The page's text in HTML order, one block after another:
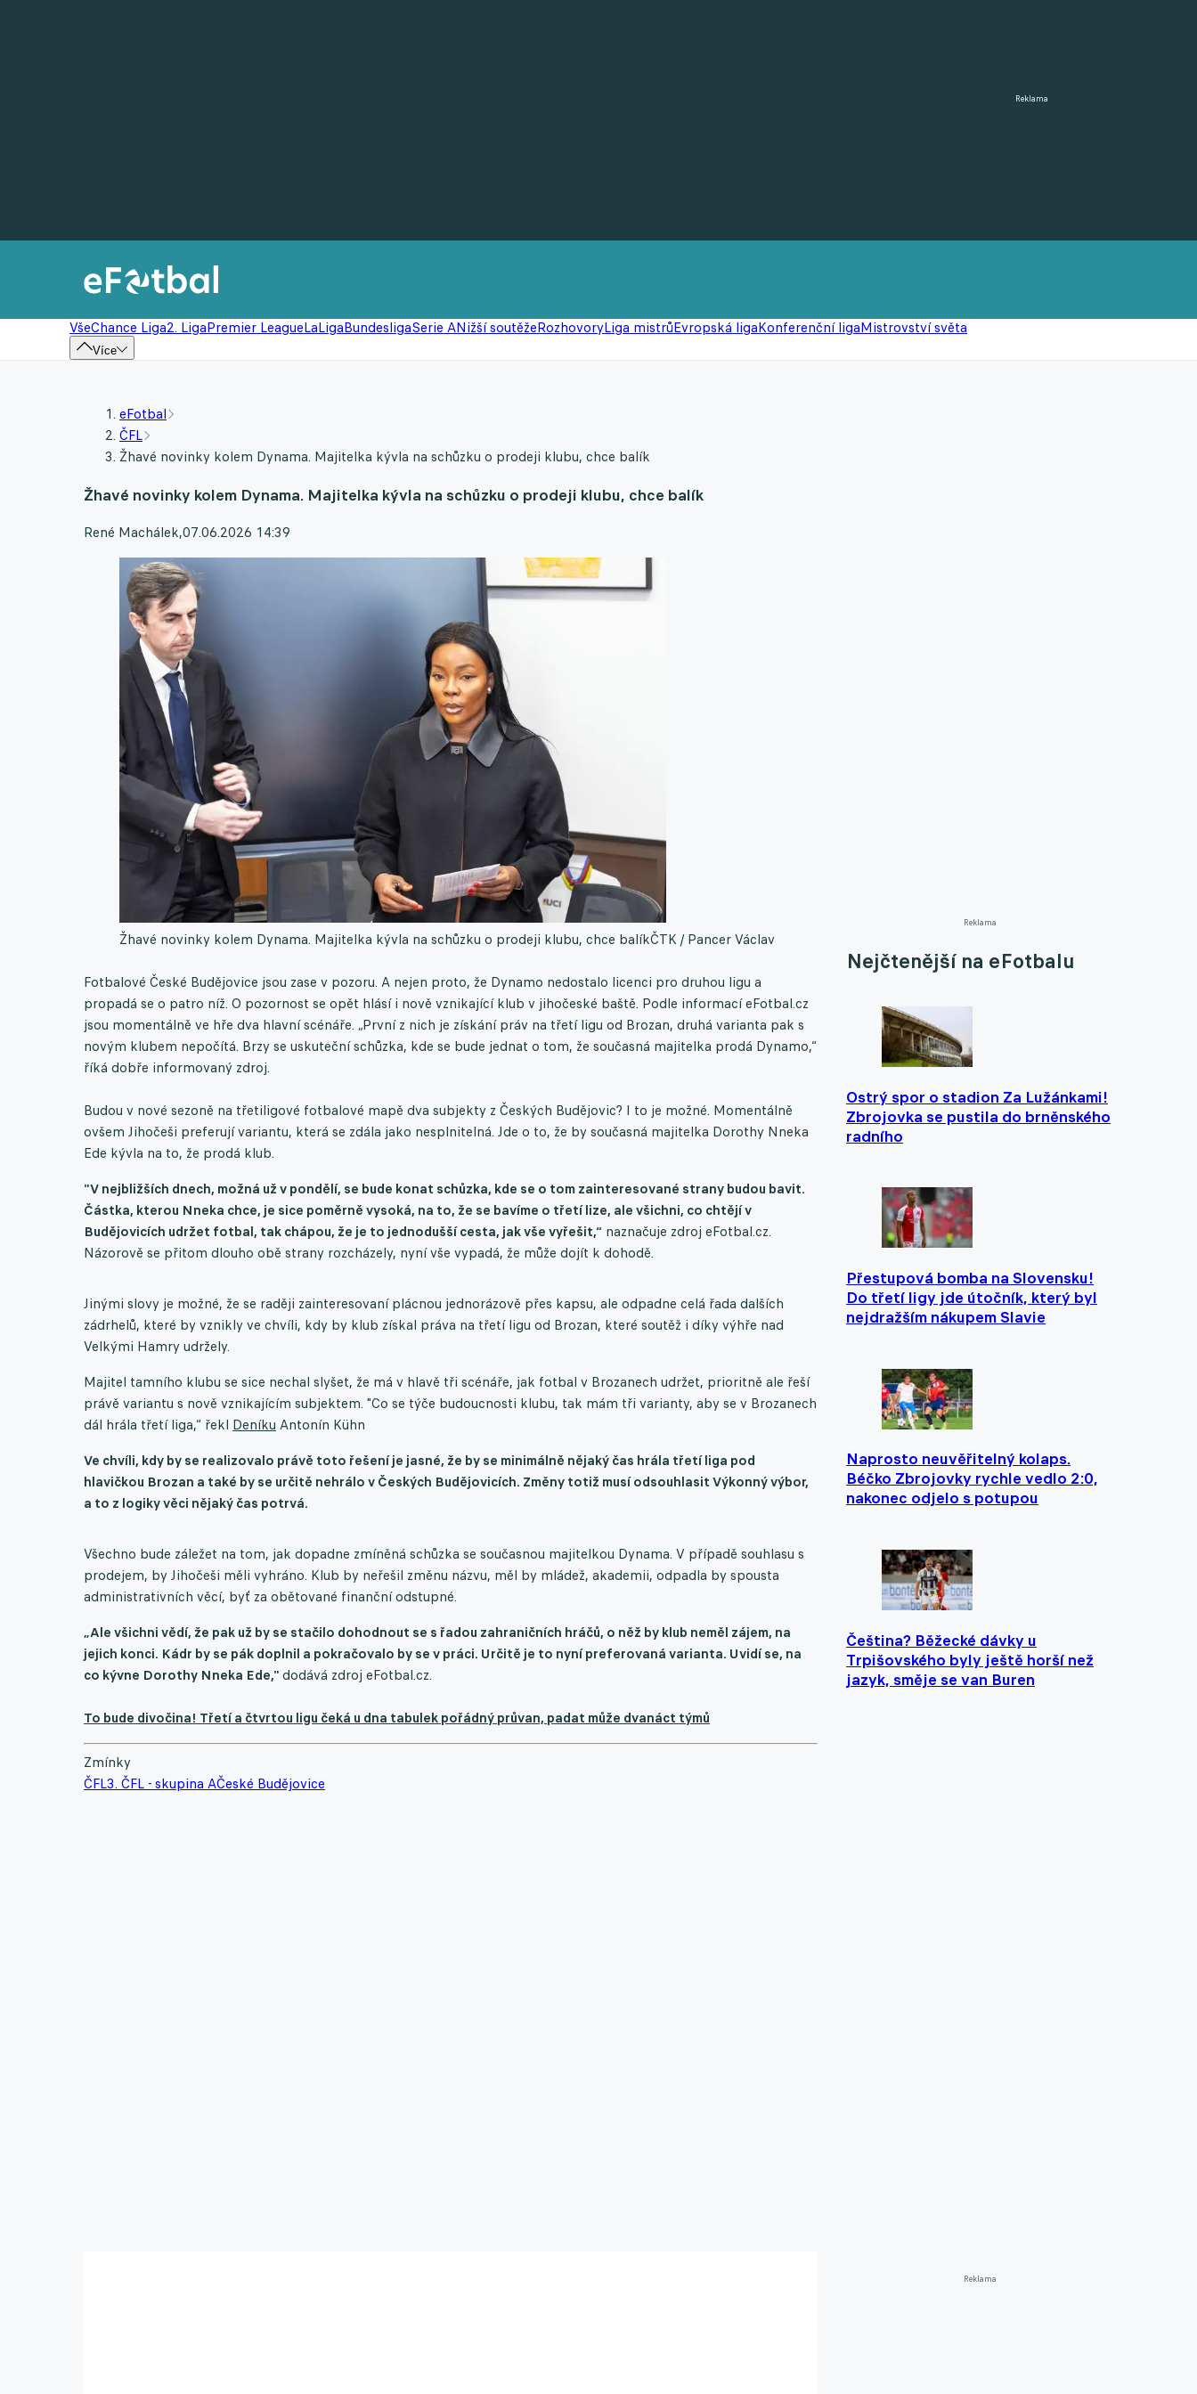
Reklama
VšeChance Liga2. LigaPremier LeagueLaLigaBundesligaSerie ANižší soutěžeRozhovoryLiga mistrůEvropská ligaKonferenční ligaMistrovství světa
Více
Reklama
Nejčtenější na eFotbalu
Ostrý spor o stadion Za Lužánkami!
Zbrojovka se pustila do brněnského
radního
Přestupová bomba na Slovensku!
Do třetí ligy jde útočník, který byl
nejdražším nákupem Slavie
Naprosto neuvěřitelný kolaps.
Béčko Zbrojovky rychle vedlo 2:0,
nakonec odjelo s potupou
Čeština? Běžecké dávky u
Trpišovského byly ještě horší než
jazyk, směje se van Buren
Reklama
eFotbal
ČFL
Žhavé novinky kolem Dynama. Majitelka kývla na schůzku o prodeji klubu, chce balík
Žhavé novinky kolem Dynama. Majitelka kývla na schůzku o prodeji klubu, chce balík
René Machálek,07.06.2026 14:39
Žhavé novinky kolem Dynama. Majitelka kývla na schůzku o prodeji klubu, chce balíkČTK / Pancer Václav
Fotbalové České Budějovice jsou zase v pozoru. A nejen proto, že Dynamo nedostalo licenci pro druhou ligu a
propadá se o patro níž. O pozornost se opět hlásí i nově vznikající klub v jihočeské baště. Podle informací eFotbal.cz
jsou momentálně ve hře dva hlavní scénáře. „První z nich je získání práv na třetí ligu od Brozan, druhá varianta pak s
novým klubem nepočítá. Brzy se uskuteční schůzka, kde se bude jednat o tom, že současná majitelka prodá Dynamo,“
říká dobře informovaný zdroj.
Budou v nové sezoně na třetiligové fotbalové mapě dva subjekty z Českých Budějovic? I to je možné. Momentálně
ovšem Jihočeši preferují variantu, která se zdála jako nesplnitelná. Jde o to, že by současná majitelka Dorothy Nneka
Ede kývla na to, že prodá klub.
"V nejbližších dnech, možná už v pondělí, se bude konat schůzka, kde se o tom zainteresované strany budou bavit.
Částka, kterou Nneka chce, je sice poměrně vysoká, na to, že se bavíme o třetí lize, ale všichni, co chtějí v
Budějovicích udržet fotbal, tak chápou, že je to jednodušší cesta, jak vše vyřešit,“ naznačuje zdroj eFotbal.cz.
Názorově se přitom dlouho obě strany rozcházely, nyní vše vypadá, že může dojít k dohodě.
Jinými slovy je možné, že se raději zainteresovaní plácnou jednorázově přes kapsu, ale odpadne celá řada dalších
zádrhelů, které by vznikly ve chvíli, kdy by klub získal práva na třetí ligu od Brozan, které soutěž i díky výhře nad
Velkými Hamry udržely.
Majitel tamního klubu se sice nechal slyšet, že má v hlavě tři scénáře, jak fotbal v Brozanech udržet, prioritně ale řeší
právě variantu s nově vznikajícím subjektem. "Co se týče budoucnosti klubu, tak mám tři varianty, aby se v Brozanech
dál hrála třetí liga,“ řekl Deníku Antonín Kühn
Ve chvíli, kdy by se realizovalo právě toto řešení je jasné, že by se minimálně nějaký čas hrála třetí liga pod
hlavičkou Brozan a také by se určitě nehrálo v Českých Budějovicích. Změny totiž musí odsouhlasit Výkonný výbor,
a to z logiky věci nějaký čas potrvá.
Všechno bude záležet na tom, jak dopadne zmíněná schůzka se současnou majitelkou Dynama. V případě souhlasu s
prodejem, by Jihočeši měli vyhráno. Klub by neřešil změnu názvu, měl by mládež, akademii, odpadla by spousta
administrativních věcí, byť za obětované finanční odstupné.
„Ale všichni vědí, že pak už by se stačilo dohodnout se s řadou zahraničních hráčů, o něž by klub neměl zájem, na
jejich konci. Kádr by se pák doplnil a pokračovalo by se v práci. Určitě je to nyní preferovaná varianta. Uvidí se, na
co kývne Dorothy Nneka Ede," dodává zdroj eFotbal.cz.
To bude divočina! Třetí a čtvrtou ligu čeká u dna tabulek pořádný průvan, padat může dvanáct týmů
Zmínky
ČFL3. ČFL - skupina AČeské Budějovice